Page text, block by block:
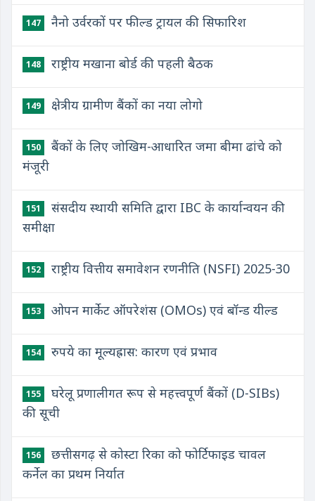
147 नैनो उर्वरकों पर फील्ड ट्रायल की सिफारिश
148 राष्ट्रीय मखाना बोर्ड की पहली बैठक
149 क्षेत्रीय ग्रामीण बैंकों का नया लोगो
150
बैंकों के लिए जोखिम-आधारित जमा बीमा ढांचे को
मंजूरी
151
संसदीय स्थायी समिति द्वारा IBC के कार्यान्वयन की
समीक्षा
152 राष्ट्रीय वित्तीय समावेशन रणनीति (NSFI) 2025-30
153 ओपन मार्केट ऑपरेशंस (OMOs) एवं बॉन्ड यील्ड
154 रुपये का मूल्यह्रास: कारण एवं प्रभाव
155
घरेलू प्रणालीगत रूप से महत्त्वपूर्ण बैंकों (D-SIBs)
की सूची
156
छत्तीसगढ़ से कोस्टा रिका को फोर्टिफाइड चावल
कर्नेल का प्रथम निर्यात